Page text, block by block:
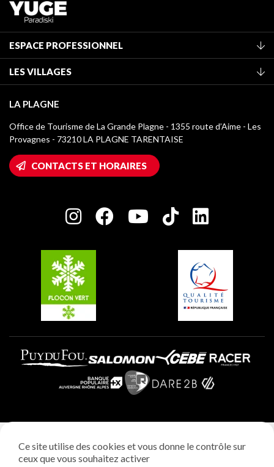
ESPACE PROFESSIONNEL
Classement des meublés
Taxe de séjour
Médiathèque
Logos La Plagne
Accès Wifi
Maison des Propriétaires
Charte des Acteurs Engagés
LES VILLAGES
Montchavin - Les Coches
Champagny-en-Vanoise
Plagne 1800
Plagne Villages
Plagne Aime 2000
LA PLAGNE
Office de Tourisme de La Grande Plagne - 1355 route d’Aime - Les
Provagnes - 73210 LA PLAGNE TARENTAISE
CONTACTS ET HORAIRES
Ce site utilise des cookies et vous donne le contrôle sur
ceux que vous souhaitez activer